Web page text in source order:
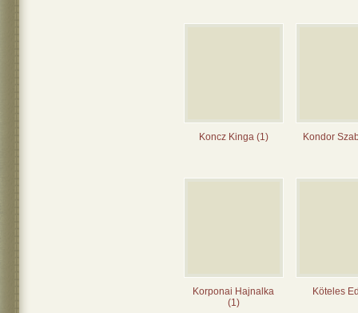
Koncz Kinga (1) Kondor
Korponai Hajnalka
(1)
Köteles